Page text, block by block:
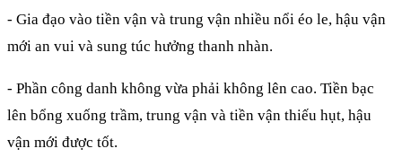
- Gia đạo vào tiền vận và trung vận nhiều nổi éo le, hậu vận
mới an vui và sung túc hưởng thanh nhàn.
- Phần công danh không vừa phải không lên cao. Tiền bạc
lên bổng xuống trầm, trung vận và tiền vận thiếu hụt, hậu
vận mới được tốt.